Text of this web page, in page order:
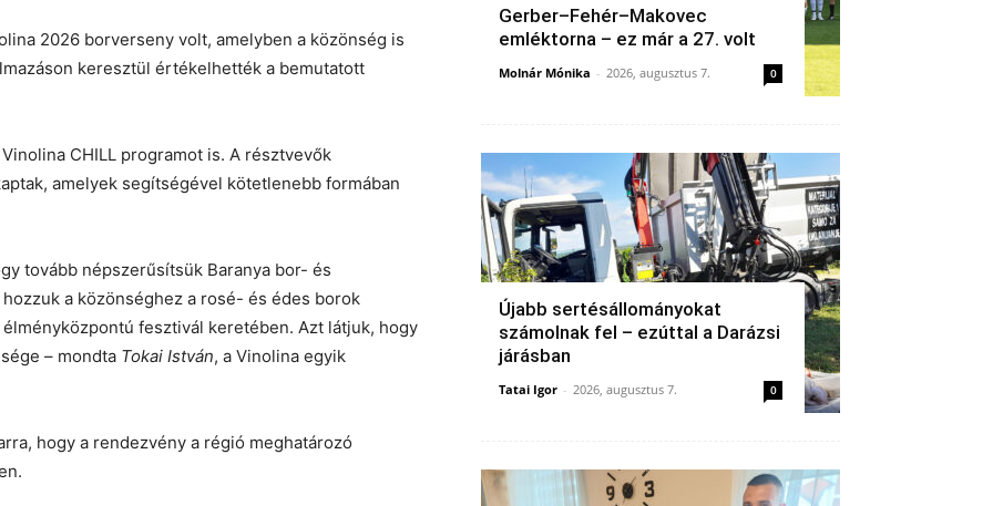
2026 borverseny volt, amelyben a közönség is
keresztül értékelhették a bemutatott
CHILL programot is. A résztvevők
amelyek segítségével kötetlenebb formában
tovább népszerűsítsük Baranya bor- és
a közönséghez a rosé- és édes borok
fesztivál keretében. Azt látjuk, hogy
– mondta Tokai István, a Vinolina egyik
hogy a rendezvény a régió meghatározó
Gerber–Fehér–Makovec
emléktorna – ez már a 27. volt
Molnár Mónika - 2026, augusztus 7. 0
Újabb sertésállományokat
számolnak fel – ezúttal a Darázsi
járásban
Tatai Igor - 2026, augusztus 7. 0